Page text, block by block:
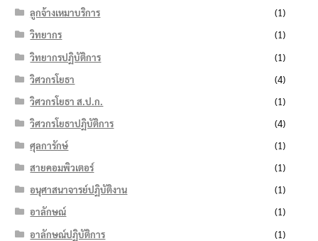
ลูกจ้างเหมาบริการ
(1)
วิทยากร
(1)
วิทยากรปฏิบัติการ
(1)
วิศวกรโยธา
(4)
วิศวกรโยธา ส.ป.ก.
(1)
วิศวกรโยธาปฏิบัติการ
(4)
ศุลการักษ์
(1)
สายคอมพิวเตอร์
(1)
อนุศาสนาจารย์ปฏิบัติงาน
(1)
อาลักษณ์
(1)
อาลักษณ์ปฏิบัติการ
(1)